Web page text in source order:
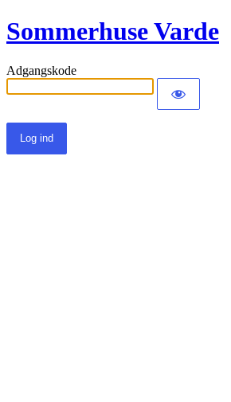
Sommerhuse Varde
Adgangskode